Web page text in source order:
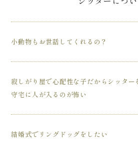
小動物もお世話してくれるの？
うさぎやフェレット、爬虫類まで幅
世話させて頂きます。
寂しがり屋で心配性な子だからシッター
守宅に人が入るのが怖い
弊社シッターは全員が動物関連有資
重品セキュリティシールや鍵複製防止
結婚式でリングドッグをしたい